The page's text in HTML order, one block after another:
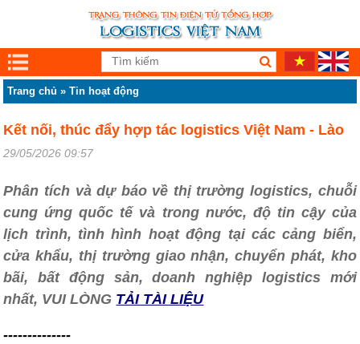
Trang chủ »Tin hoạt động
Kết nối, thúc đẩy hợp tác logistics Việt Nam - Lào
29/05/2026 09:57
Phân tích và dự báo về thị trường logistics, chuỗi
cung ứng quốc tế và trong nước, độ tin cậy của
lịch trình, tình hình hoạt động tại các cảng biển,
cửa khẩu, thị trường giao nhận, chuyển phát, kho
bãi, bất động sản, doanh nghiệp logistics mới
nhất, VUI LÒNG TẢI TÀI LIỆU
--------------